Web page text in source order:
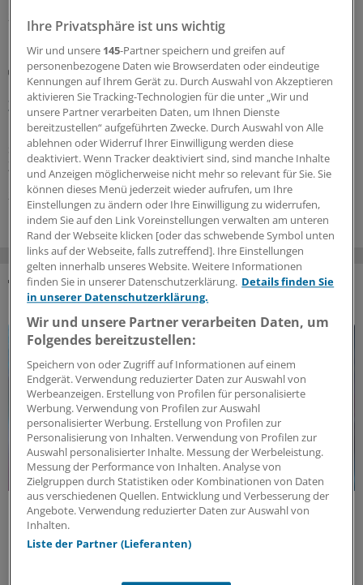
28.07.2026
Lipidmanagement
LDL-Cholesterin: Neue US-Leitlinie führt wieder
Zielwerte ein
Die aktualisierte US-Leitlinie zur Dyslipidämie gleicht sich
stark der europäischen Leitlinie an: Die LDL-Cholesterin-
Zielwerte stehen wieder im Fokus.
21.07.2026
DAS KÖNNTE SIE AUCH INTERESSIEREN
Politische Perspektive
Nationale Politik an Europas Gesundheitszielen
ausrichten
Ihre Privatsphäre ist uns wichtig
Wir und unsere 145-Partner speichern und greifen auf
personenbezogene Daten wie Browserdaten oder eindeutige
Kennungen auf Ihrem Gerät zu. Durch Auswahl von Akzeptieren
aktivieren Sie Tracking-Technologien für die unter „Wir und
unsere Partner verarbeiten Daten, um Ihnen Dienste
bereitzustellen“ aufgeführten Zwecke. Durch Auswahl von Alle
ablehnen oder Widerruf Ihrer Einwilligung werden diese
deaktiviert. Wenn Tracker deaktiviert sind, sind manche Inhalte
und Anzeigen möglicherweise nicht mehr so relevant für Sie. Sie
können dieses Menü jederzeit wieder aufrufen, um Ihre
Einstellungen zu ändern oder Ihre Einwilligung zu widerrufen,
indem Sie auf den Link Voreinstellungen verwalten am unteren
Rand der Webseite klicken [oder das schwebende Symbol unten
links auf der Webseite, falls zutreffend]. Ihre Einstellungen
gelten innerhalb unseres Website. Weitere Informationen
finden Sie in unserer Datenschutzerklärung. Details finden Sie
in unserer Datenschutzerklärung.
Wir und unsere Partner verarbeiten Daten, um
Folgendes bereitzustellen:
Speichern von oder Zugriff auf Informationen auf einem
Endgerät. Verwendung reduzierter Daten zur Auswahl von
Werbeanzeigen. Erstellung von Profilen für personalisierte
Werbung. Verwendung von Profilen zur Auswahl
personalisierter Werbung. Erstellung von Profilen zur
Personalisierung von Inhalten. Verwendung von Profilen zur
Auswahl personalisierter Inhalte. Messung der Werbeleistung.
Messung der Performance von Inhalten. Analyse von
Zielgruppen durch Statistiken oder Kombinationen von Daten
aus verschiedenen Quellen. Entwicklung und Verbesserung der
Angebote. Verwendung reduzierter Daten zur Auswahl von
Inhalten.
Liste der Partner (Lieferanten)